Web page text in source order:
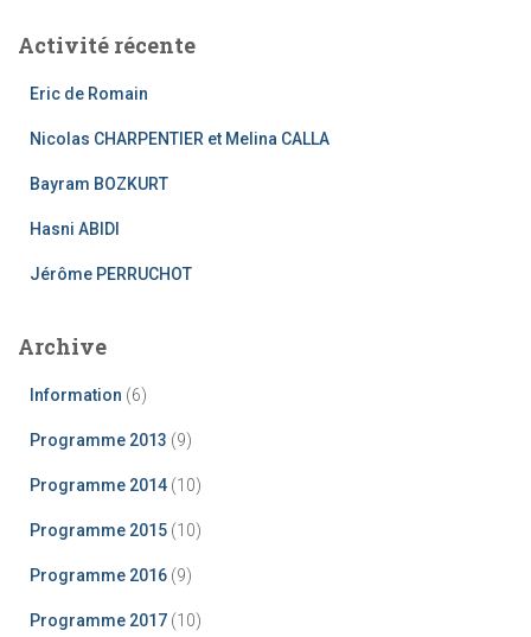
rActivité récente
Eric de Romain
Nicolas CHARPENTIER et Melina CALLA
Bayram BOZKURT
Hasni ABIDI
Jérôme PERRUCHOT
Archive
Information (6)
Programme 2013 (9)
Programme 2014 (10)
Programme 2015 (10)
Programme 2016 (9)
Programme 2017 (10)